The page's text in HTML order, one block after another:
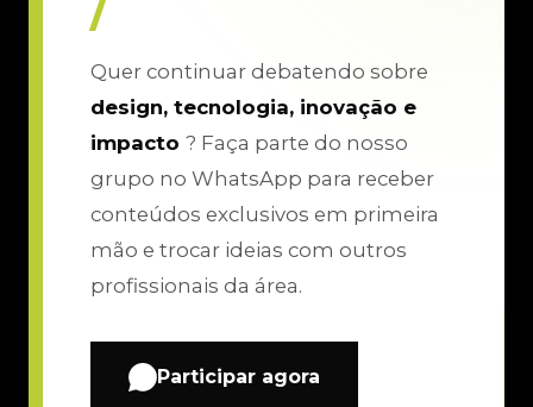
/
Quer continuar debatendo sobre
design, tecnologia, inovação e
impacto ? Faça parte do nosso
grupo no WhatsApp para receber
conteúdos exclusivos em primeira
mão e trocar ideias com outros
profissionais da área.
Participar agora